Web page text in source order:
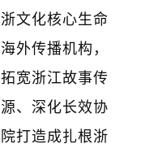
文化核心生命
外传播机构，
宽浙江故事传
、深化长效协
打造成扎根浙